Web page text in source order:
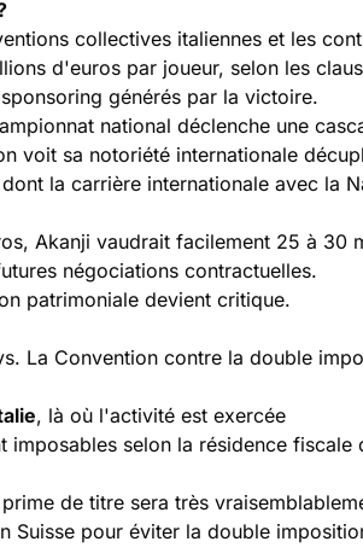
collectives italiennes et les
d'euros par joueur, selon les
générés par la victoire.
national déclenche une
voit sa notoriété internationale
la carrière internationale avec la
Akanji vaudrait facilement 25 à
négociations contractuelles.
patrimoniale devient critique.
La Convention contre la double
, là où l'activité est exercée
imposables selon la résidence fiscale
de titre sera très
pour éviter la double